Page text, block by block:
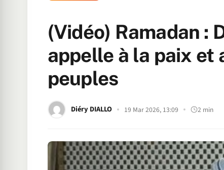
(Vidéo) Ramadan :
appelle à la paix et
peuples
Diéry DIALLO 19 Mar 2026, 13:09 2 min